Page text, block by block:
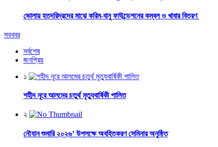
ভোলায় হতদরিদ্রদের মাঝে করিম-বানু ফাউন্ডেশনের কম্বল ও খাবার বিতরণ
সবখবর
সর্বশেষ
জনপ্রিয়
১
শহীদ নূরে আলমের চতুর্থ মৃত্যুবার্ষিকী পালিত
২
নৌযান শুমারি ২০২৬’ উপলক্ষে অবহিতকরণ সেমিনার অনুষ্ঠিত